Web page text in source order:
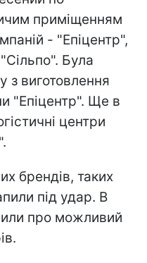
приміщенням
- "Епіцентр",
Була
з виготовлення
"Епіцентр". Ще в
центри
брендів, таких
під удар. В
про можливий